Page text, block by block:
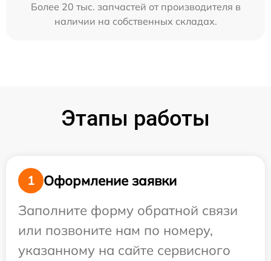
Более 20 тыс. запчастей от производителя в
наличии на собственных складах.
Этапы работы
1
Оформление заявки
Заполните форму обратной связи
или позвоните нам по номеру,
указанному на сайте сервисного